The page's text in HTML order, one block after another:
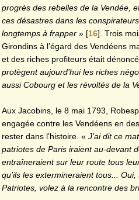
progrès des rebelles de la Vendée,
ces désastres dans les
longtemps à frapper » [16] . Trois
Girondins à l’égard des Vendéens
et des riches profiteurs était
protègent aujourd’hui les riches
aussi Cobourg et les révoltés de la
Aux Jacobins, le 8 mai 1793,
engagée contre les Vendéens en
rester dans l’histoire. « J’ai dit ce
patriotes de Paris iraient au-devant
entraîneraient sur leur route tous
qu’ils les extermineraient tous...
Patriotes, volez à la rencontre des